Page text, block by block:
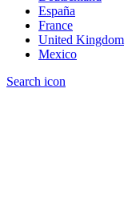
España
France
United Kingdom
Mexico
Search icon